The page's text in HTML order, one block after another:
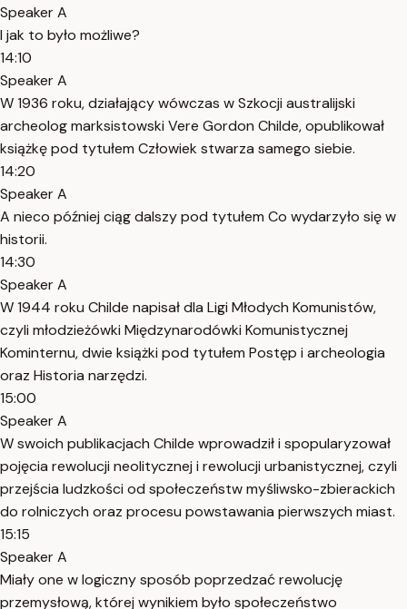
Speaker A
I jak to było możliwe?
14:10
Speaker A
W 1936 roku, działający wówczas w Szkocji australijski
archeolog marksistowski Vere Gordon Childe, opublikował
książkę pod tytułem Człowiek stwarza samego siebie.
14:20
Speaker A
A nieco później ciąg dalszy pod tytułem Co wydarzyło się w
historii.
14:30
Speaker A
W 1944 roku Childe napisał dla Ligi Młodych Komunistów,
czyli młodzieżówki Międzynarodówki Komunistycznej
Kominternu, dwie książki pod tytułem Postęp i archeologia
oraz Historia narzędzi.
15:00
Speaker A
W swoich publikacjach Childe wprowadził i spopularyzował
pojęcia rewolucji neolitycznej i rewolucji urbanistycznej, czyli
przejścia ludzkości od społeczeństw myśliwsko-zbierackich
do rolniczych oraz procesu powstawania pierwszych miast.
15:15
Speaker A
Miały one w logiczny sposób poprzedzać rewolucję
przemysłową, której wynikiem było społeczeństwo